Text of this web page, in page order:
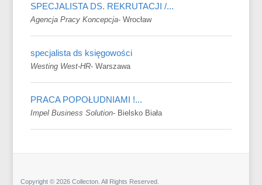
SPECJALISTA DS. REKRUTACJI /...
Agencja Pracy Koncepcja-Wrocław
specjalista ds księgowości
Westing West-HR-Warszawa
PRACA POPOŁUDNIAMI !...
Impel Business Solution- Bielsko Biała
Copyright © 2026 Collecton. All Rights Reserved.